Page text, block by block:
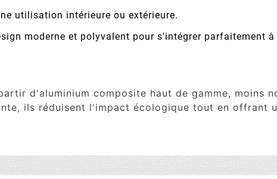
utilisation intérieure ou extérieure.
moderne et polyvalent pour s'intégrer parfaitement
d'aluminium composite haut de gamme, moins
ils réduisent l'impact écologique tout en offrant